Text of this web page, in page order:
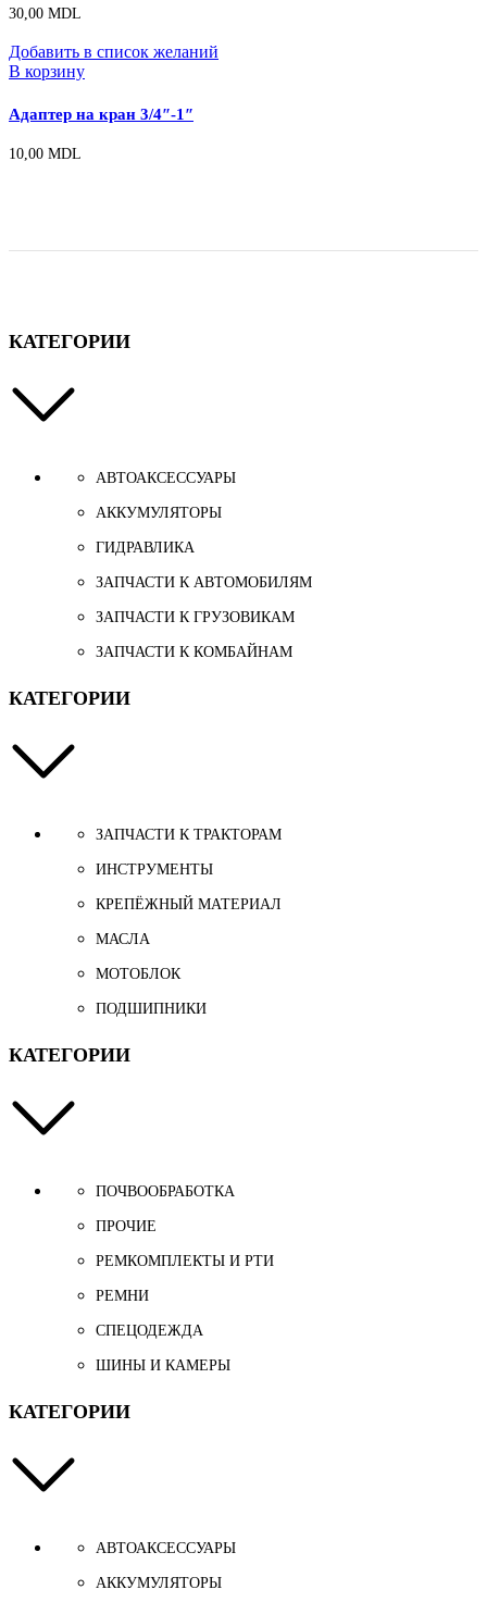
30,00 MDL
Добавить в список желаний
В корзину
Адаптер на кран 3/4″-1″
10,00 MDL
КАТЕГОРИИ
АВТОАКСЕССУАРЫ
АККУМУЛЯТОРЫ
ГИДРАВЛИКА
ЗАПЧАСТИ К АВТОМОБИЛЯМ
ЗАПЧАСТИ К ГРУЗОВИКАМ
ЗАПЧАСТИ К КОМБАЙНАМ
КАТЕГОРИИ
ЗАПЧАСТИ К ТРАКТОРАМ
ИНСТРУМЕНТЫ
КРЕПЁЖНЫЙ МАТЕРИАЛ
МАСЛА
МОТОБЛОК
ПОДШИПНИКИ
КАТЕГОРИИ
ПОЧВООБРАБОТКА
ПРОЧИЕ
РЕМКОМПЛЕКТЫ И РТИ
РЕМНИ
СПЕЦОДЕЖДА
ШИНЫ И КАМЕРЫ
КАТЕГОРИИ
АВТОАКСЕССУАРЫ
АККУМУЛЯТОРЫ